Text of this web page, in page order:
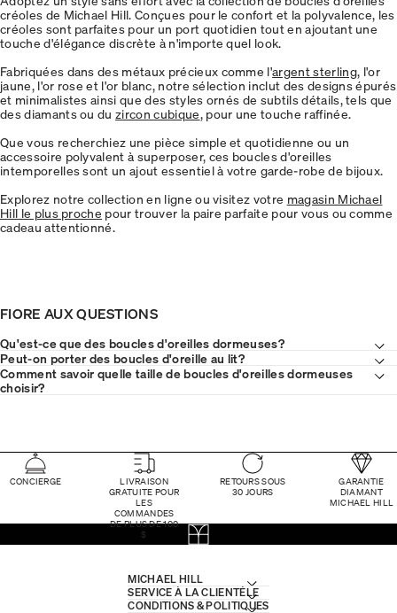
créoles de Michael Hill. Conçues pour le confort et la polyvalence, les
créoles sont parfaites pour un port quotidien tout en ajoutant une
touche d'élégance discrète à n'importe quel look.
Fabriquées dans des métaux précieux comme l'argent sterling, l'or
jaune, l'or rose et l'or blanc, notre sélection inclut des designs épurés
et minimalistes ainsi que des styles ornés de subtils détails, tels que
des diamants ou duzircon cubique, pour une touche raffinée.
Que vous recherchiez une pièce simple et quotidienne ou un
accessoire polyvalent à superposer, ces boucles d'oreilles
intemporelles sont un ajout essentiel à votre garde-robe de bijoux.
Explorez notre collection en ligne ou visitez votre magasin Michael
Hill le plus proche pour trouver la paire parfaite pour vous ou comme
cadeau attentionné.
FIORE AUX QUESTIONS
Qu'est-ce que des boucles d'oreilles dormeuses?
Peut-on porter des boucles d'oreille au lit?
Comment savoir quelle taille de boucles d'oreilles dormeuses
choisir?
CONCIERGE
LIVRAISON
GRATUITE POUR
LES
COMMANDES
DE PLUS DE 100
$
RETOURS SOUS
30 JOURS
GARANTIE
DIAMANT
MICHAEL HILL
MICHAEL HILL
SERVICE À LA CLIENTÈLE
CONDITIONS & POLITIQUES